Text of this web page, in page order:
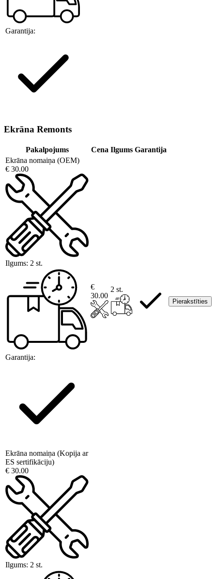
Garantija:
Ekrāna Remonts
Pakalpojums Cena Ilgums Garantija
Ekrāna nomaiņa (OEM)
€ 30.00
Ilgums: 2 st.
Garantija:
€
30.00
2 st.
Pierakstīties
Ekrāna nomaiņa (Kopija ar
ES sertifikāciju)
€ 30.00
Ilgums: 2 st.